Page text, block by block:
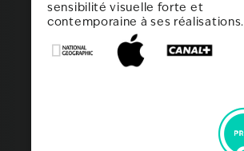
sensibilité visuelle forte et
contemporaine à ses réalisations.